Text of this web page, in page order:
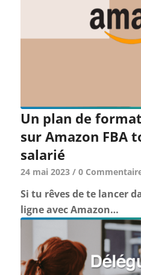
Un plan de
sur Amazon FBA
salarié
24 mai 2023 / 0
Si tu rêves de te lancer
ligne avec Amazon…